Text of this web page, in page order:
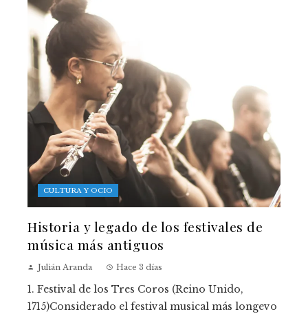
CULTURA Y OCIO
Historia y legado de los festivales de
música más antiguos
Julián Aranda Hace 3 días
1. Festival de los Tres Coros (Reino Unido,
1715)Considerado el festival musical más longevo